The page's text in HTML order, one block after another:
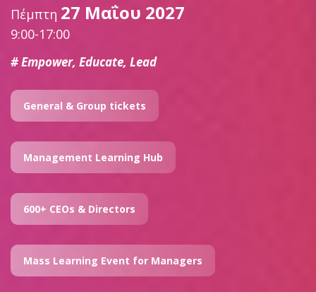
Πέμπτη 27 Μαΐου 2027
9:00-17:00
# Empower, Educate, Lead
General & Group tickets
Management Learning Hub
600+ CEOs & Directors
Mass Learning Event for Managers